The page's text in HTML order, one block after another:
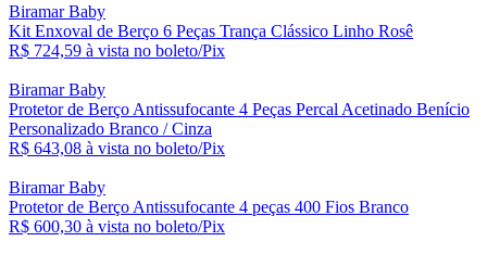
Biramar Baby
Kit Enxoval de Berço 6 Peças Trança Clássico Linho Rosê
R$ 724,59 à vista no boleto/Pix
Biramar Baby
Protetor de Berço Antissufocante 4 Peças Percal Acetinado Benício
Personalizado Branco / Cinza
R$ 643,08 à vista no boleto/Pix
Biramar Baby
Protetor de Berço Antissufocante 4 peças 400 Fios Branco
R$ 600,30 à vista no boleto/Pix